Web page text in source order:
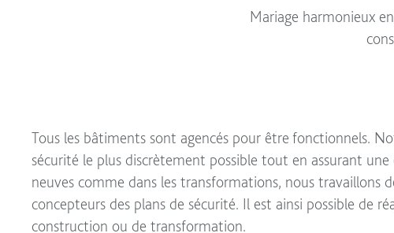
Mariage harmonieux
Tous les bâtiments sont agencés pour être fonctionnels.
sécurité le plus discrètement possible tout en assurant
neuves comme dans les transformations, nous travaillons
concepteurs des plans de sécurité. Il est ainsi possible de
construction ou de transformation.